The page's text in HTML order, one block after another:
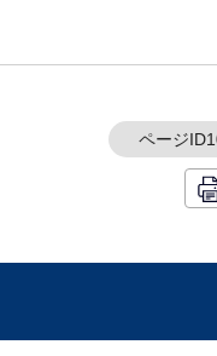
ページ